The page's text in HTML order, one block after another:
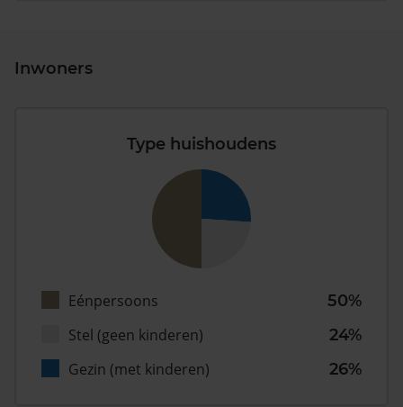
Inwoners
Type huishoudens
Eénpersoons
50%
Stel (geen kinderen)
24%
Gezin (met kinderen)
26%